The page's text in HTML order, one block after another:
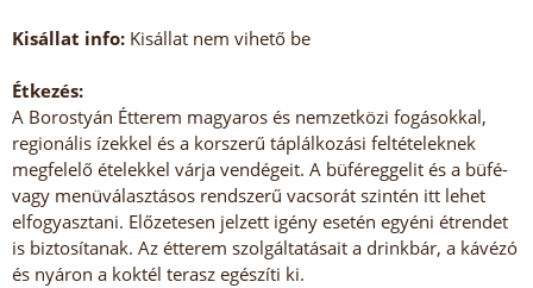
Kisállat info: Kisállat nem vihető be
Étkezés:
A Borostyán Étterem magyaros és nemzetközi fogásokkal,
regionális ízekkel és a korszerű táplálkozási feltételeknek
megfelelő ételekkel várja vendégeit. A büféreggelit és a büfé-
vagy menüválasztásos rendszerű vacsorát szintén itt lehet
elfogyasztani. Előzetesen jelzett igény esetén egyéni étrendet
is biztosítanak. Az étterem szolgáltatásait a drinkbár, a kávézó
és nyáron a koktél terasz egészíti ki.